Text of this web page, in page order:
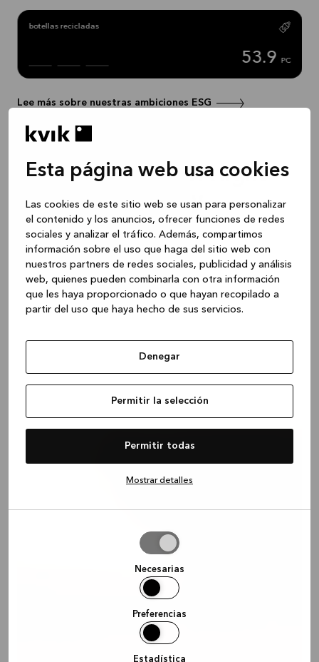
Esta página web usa cookies
Las cookies de este sitio web se usan para personalizar
el contenido y los anuncios, ofrecer funciones de redes
sociales y analizar el tráfico. Además, compartimos
información sobre el uso que haga del sitio web con
nuestros partners de redes sociales, publicidad y análisis
web, quienes pueden combinarla con otra información
que les haya proporcionado o que hayan recopilado a
partir del uso que haya hecho de sus servicios.
Denegar
Permitir la selección
Permitir todas
Mostrar detalles
Necesarias
Preferencias
Estadística
botellas recicladas
53.9 PC
Lee más sobre nuestras ambiciones ESG
Experimenta VEDA light
oak y BORDO clay